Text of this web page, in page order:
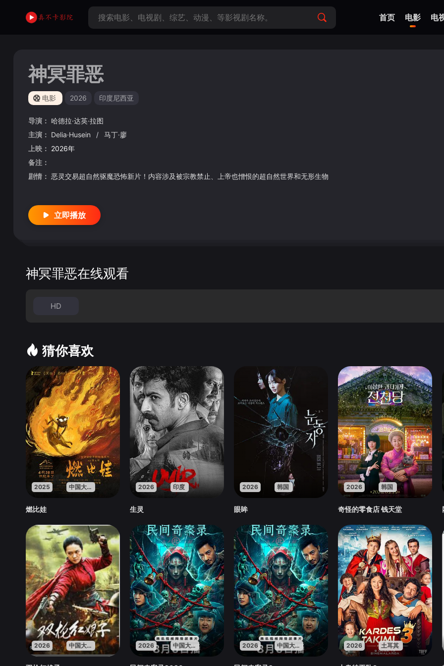
首页 电影 电
神冥罪恶
电影 2026 印度尼西亚
导演： 哈德拉·达英·拉图
主演： Delia·Husein /
马丁·廖
上映： 2026年
备注：
剧情： 恶灵交易超自然驱魔恐怖新片！内容涉及被宗教禁止、上帝也憎恨的超自然世界和无形生物
立即播放
神冥罪恶在线观看
HD
猜你喜欢
2025 中国大陆
燃比娃
2026 印度
生灵
2026 韩国
眼眸
2026 韩国
奇怪的零食店 钱天堂
2026 中国大陆 2026 中国大陆 2026 中国大陆 2026 土耳其